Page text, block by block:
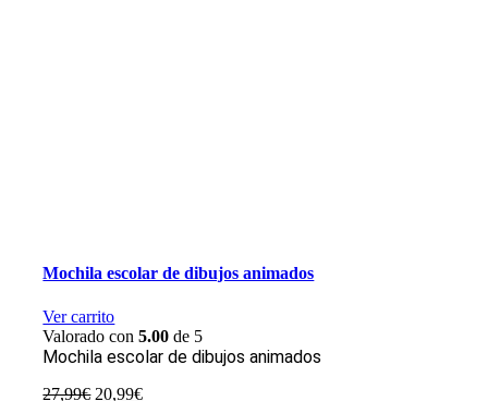
Mochila escolar de dibujos animados
Ver carrito
Valorado con5.00 de 5
Mochila escolar de dibujos animados
27,99€ El
20,99€El